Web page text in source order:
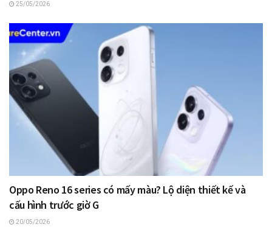
25/05/2026
Oppo Reno 16 series có mấy màu? Lộ diện thiết kế và
cấu hình trước giờ G
20/05/2026